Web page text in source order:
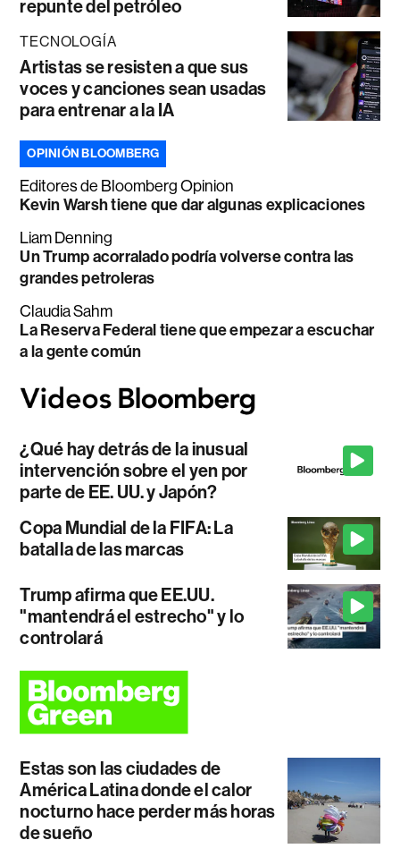
repunte del petróleo
TECNOLOGÍA
Artistas se resisten a que sus
voces y canciones sean usadas
para entrenar a la IA
OPINIÓN BLOOMBERG
Editores de Bloomberg Opinion
Kevin Warsh tiene que dar algunas explicaciones
Liam Denning
Un Trump acorralado podría volverse contra las
grandes petroleras
Claudia Sahm
La Reserva Federal tiene que empezar a escuchar
a la gente común
¿Qué hay detrás de la inusual
intervención sobre el yen por
parte de EE. UU. y Japón?
Copa Mundial de la FIFA: La
batalla de las marcas
Trump afirma que EE.UU.
"mantendrá el estrecho" y lo
controlará
Estas son las ciudades de
América Latina donde el calor
nocturno hace perder más horas
de sueño